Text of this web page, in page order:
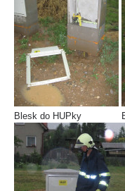
Blesk do HUPky